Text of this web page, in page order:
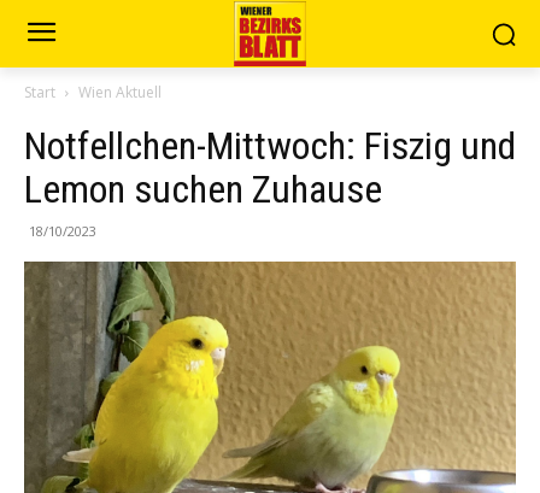
Start Wien Aktuell
Notfellchen-Mittwoch: Fiszig und
Lemon suchen Zuhause
18/10/2023